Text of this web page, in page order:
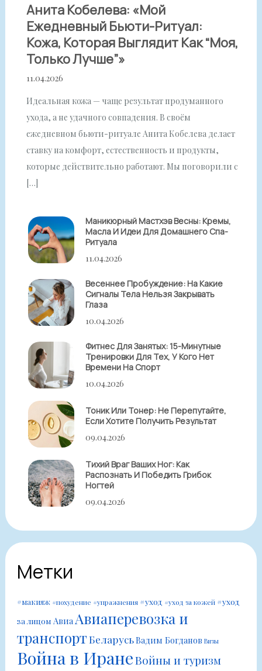
Анита Кобелева: «Мой
Ежедневный Бьюти-Ритуал:
Кожа, Которая Выглядит Как “моя,
Только Лучше”»
11.04.2026
Идеальная кожа — чаще результат продуманного
ухода, а не удачного совпадения. В своём
ежедневном бьюти-ритуале Анита Кобелева делает
ставку на комфорт, естественность и продукты,
которые действительно работают. Мы поговорили с
[…]
Маникюрный Мастхэв Весны: Кремы,
Масла И Идеи Для Домашнего Спа-
Ритуала
11.04.2026
Весеннее Пробуждение: На Какие
Сигналы Тела Нельзя Закрывать
Глаза
10.04.2026
Фитнес Для Занятых: 15-Минутные
Тренировки Для Тех, У Кого Нет
Времени На Спорт
10.04.2026
Тоник Или Тонер: Не Перепутайте,
Если Хотите Получить Результат
09.04.2026
Тихий Враг Ваших Ног: Как
Распознать И Победить Грибок
Ногтей
09.04.2026
Метки
#макияж #похудение #упражнения #уход #уход за кожей #уход
за лицом Авиа Авиаперевозка и
транспортБеларусьВадим Богданов Визы
Война в ИранеВойны и туризм